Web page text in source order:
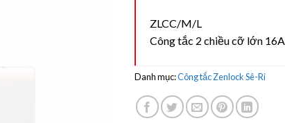
ZLCC/M/L
Công tắc 2 chiều cỡ lớn 16A
Danh mục:Công tắc Zenlock Sê-Ri